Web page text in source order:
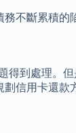
不斷累積的
到處理
信用卡還款